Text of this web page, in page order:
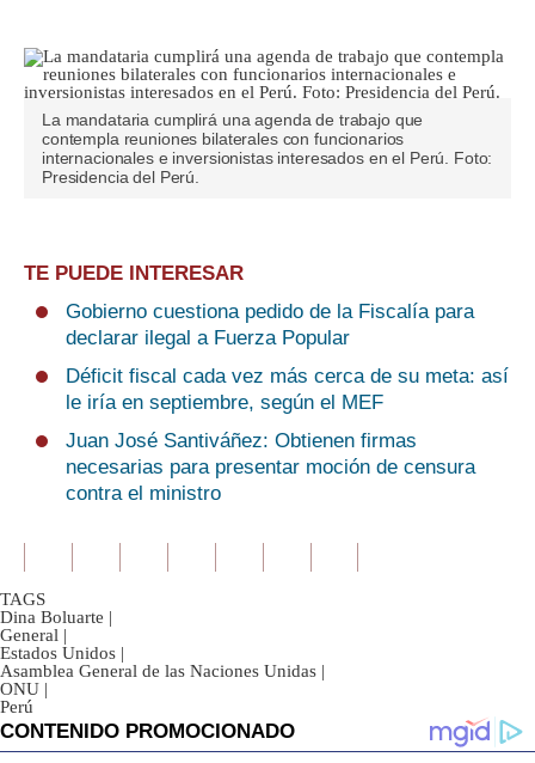
La mandataria cumplirá una agenda de trabajo que
contempla reuniones bilaterales con funcionarios
internacionales e inversionistas interesados ​​en el Perú. Foto:
Presidencia del Perú.
TE PUEDE INTERESAR
Gobierno cuestiona pedido de la Fiscalía para
declarar ilegal a Fuerza Popular
Déficit fiscal cada vez más cerca de su meta: así
le iría en septiembre, según el MEF
Juan José Santiváñez: Obtienen firmas
necesarias para presentar moción de censura
contra el ministro
TAGS
Dina Boluarte |
General |
Estados Unidos |
Asamblea General de las Naciones Unidas |
ONU |
Perú